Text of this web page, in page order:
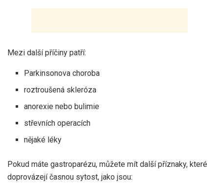
Mezi další příčiny patří:
Parkinsonova choroba
roztroušená skleróza
anorexie nebo bulimie
střevních operacích
nějaké léky
Pokud máte gastroparézu, můžete mít další příznaky, které
doprovázejí časnou sytost, jako jsou: